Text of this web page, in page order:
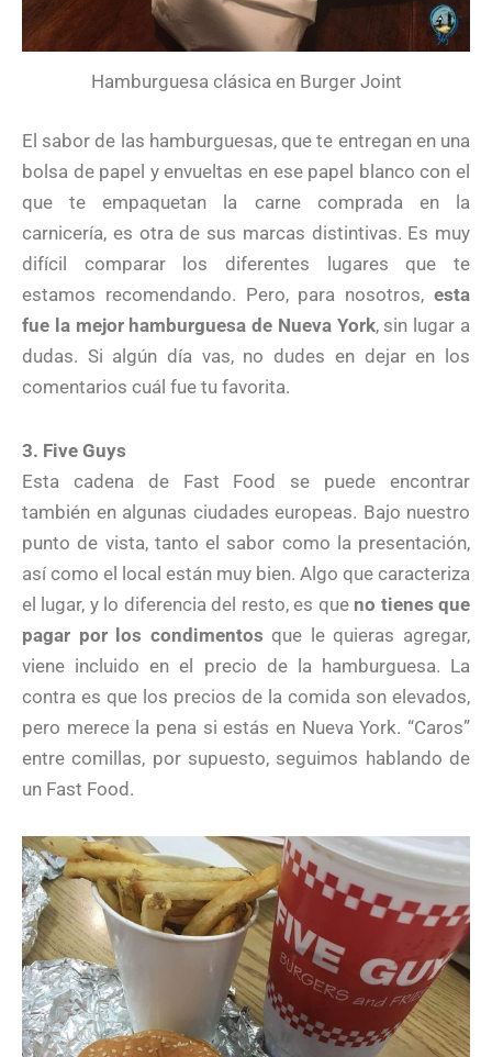
Hamburguesa clásica en Burger Joint
El sabor de las hamburguesas, que te entregan en una
bolsa de papel y envueltas en ese papel blanco con el
que te empaquetan la carne comprada en la
carnicería, es otra de sus marcas distintivas. Es muy
difícil comparar los diferentes lugares que te
estamos recomendando. Pero, para nosotros, esta
fue la mejor hamburguesa de Nueva York, sin lugar a
dudas. Si algún día vas, no dudes en dejar en los
comentarios cuál fue tu favorita.
3. Five Guys
Esta cadena de Fast Food se puede encontrar
también en algunas ciudades europeas. Bajo nuestro
punto de vista, tanto el sabor como la presentación,
así como el local están muy bien. Algo que caracteriza
el lugar, y lo diferencia del resto, es que no tienes que
pagar por los condimentos que le quieras agregar,
viene incluido en el precio de la hamburguesa. La
contra es que los precios de la comida son elevados,
pero merece la pena si estás en Nueva York. “Caros”
entre comillas, por supuesto, seguimos hablando de
un Fast Food.